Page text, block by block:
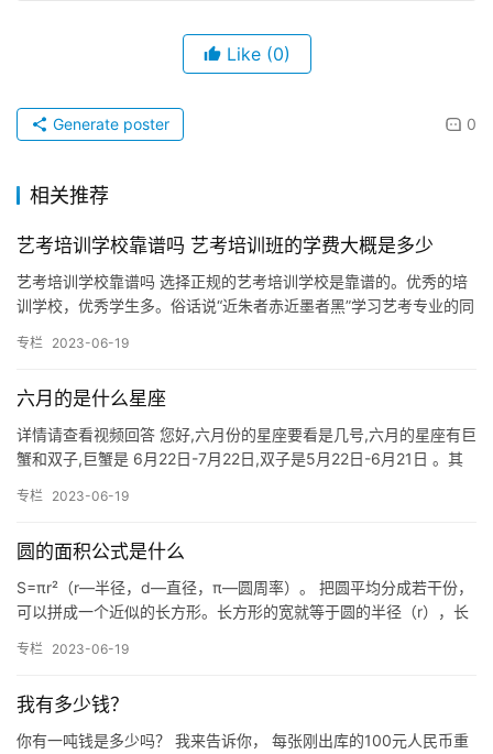
Like (0)
0
Generate poster
相关推荐
艺考培训学校靠谱吗 艺考培训班的学费大概是多少
艺考培训学校靠谱吗 选择正规的艺考培训学校是靠谱的。优秀的培
训学校，优秀学生多。俗话说“近朱者赤近墨者黑”学习艺考专业的同
专栏 2023-06-19
六月的是什么星座
详情请查看视频回答 您好,六月份的星座要看是几号,六月的星座有巨
蟹和双子,巨蟹是 6月22日-7月22日,双子是5月22日-6月21日 。其
专栏 2023-06-19
圆的面积公式是什么
S=πr²（r—半径，d—直径，π—圆周率）。 把圆平均分成若干份，
可以拼成一个近似的长方形。长方形的宽就等于圆的半径（r），长
专栏 2023-06-19
我有多少钱？
你有一吨钱是多少吗？ 我来告诉你， 每张刚出库的100元人民币重